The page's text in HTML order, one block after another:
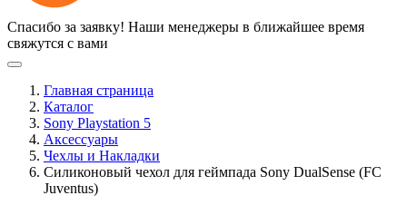
Спасибо за заявку! Наши менеджеры в ближайшее время
свяжутся с вами
Главная страница
Каталог
Sony Playstation 5
Аксессуары
Чехлы и Накладки
Силиконовый чехол для геймпада Sony DualSense (FC
Juventus)